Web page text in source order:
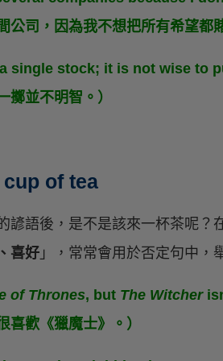
公司，因為我不想把所有希望都
single stock; it is not wise to
擲並不明智。）
of tea
諺語後，是不是該來一杯茶呢？
喜好 」，常常會用於否定句中，
of Thrones, but The Witcher
喜歡《獵魔士》。）